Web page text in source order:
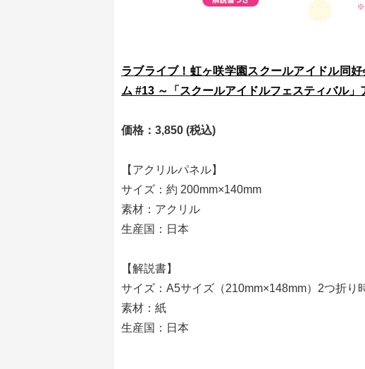
ラブライブ！虹ヶ咲学園スクールアイドル同
ム #13 ～「スクールアイドルフェスティバル」
価格：3,850 (税込)
【アクリルパネル】
サイズ：約 200mm×140mm
素材：アクリル
生産国：日本
【解説書】
サイズ：A5サイズ（210mm×148mm）2つ折り
素材：紙
生産国：日本